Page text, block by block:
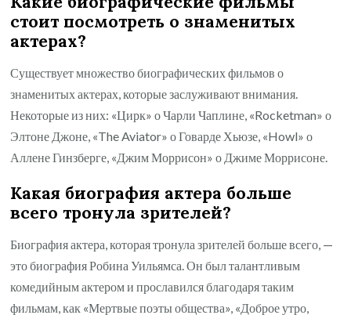
стоит посмотреть о знаменитых
актерах?
Существует множество биографических фильмов о
знаменитых актерах, которые заслуживают внимания.
Некоторые из них: «Цирк» о Чарли Чаплине, «Rocketman» о
Элтоне Джоне, «The Aviator» о Говарде Хьюзе, «Howl» о
Аллене Гинзберге, «Джим Моррисон» о Джиме Моррисоне.
Какая биография актера больше
всего тронула зрителей?
Биография актера, которая тронула зрителей больше всего, —
это биография Робина Уильямса. Он был талантливым
комедийным актером и прославился благодаря таким
фильмам, как «Мертвые поэты общества», «Доброе утро,